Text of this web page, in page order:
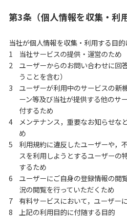
第3条（個人情報を収集・利
当社が個人情報を収集・利用する目的
当社サービスの提供・運営のため
ユーザーからのお問い合わせに回
うことを含む）
ユーザーが利用中のサービスの新
ーン等及び当社が提供する他のサ
付するため
メンテナンス，重要なお知らせな
め
利用規約に違反したユーザーや，
スを利用しようとするユーザーの
するため
ユーザーにご自身の登録情報の閲
況の閲覧を行っていただくため
有料サービスにおいて，ユーザー
上記の利用目的に付随する目的